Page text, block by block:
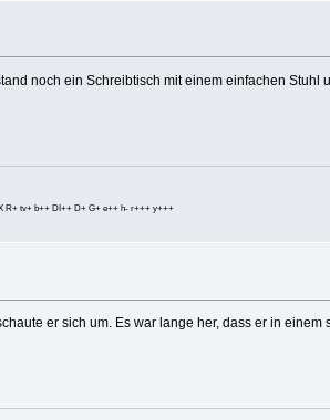
noch ein Schreibtisch mit einem einfachen Stuhl
R+ tv+ b++ DI++ D+ G+ e++ h- r+++ y+++
er sich um. Es war lange her, dass er in